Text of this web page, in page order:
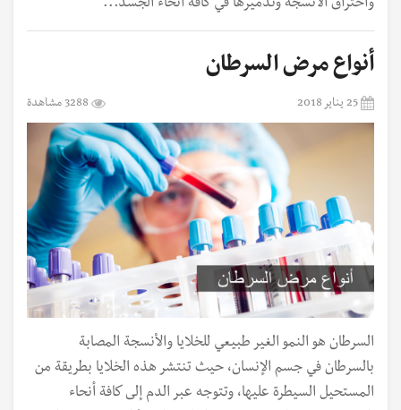
واختراق الأنسجة وتدميرها في كافة أنحاء الجسد...
أنواع مرض السرطان
25 يناير 2018 3288 مشاهدة
السرطان هو النمو الغير طبيعي للخلايا والأنسجة المصابة
بالسرطان في جسم الإنسان، حيث تنتشر هذه الخلايا بطريقة من
المستحيل السيطرة عليها، وتتوجه عبر الدم إلى كافة أنحاء